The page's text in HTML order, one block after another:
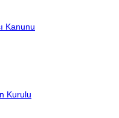
Kanunu
Kurulu